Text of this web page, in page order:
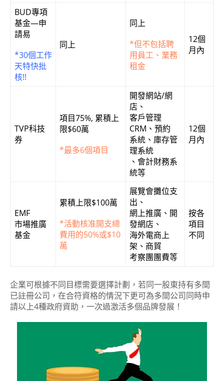
BUD專項
基金—申
請易
*30個工作
天特快批
核!!
同上
同上
*但不包括聘
用員工、業務
租金
12個
月內
TVP科技
券
項目75%, 累積上
限$60萬
*最多6個項目
開發網站/網
店、
客戶管理
CRM、預約
系統、庫存管
理系統
、會計財務系
統等
12個
月內
EMF
市場推廣
基金
累積上限$100萬
*活動核准開支總
費用的50%或$10
萬
展覽會攤位支
出、
網上推廣、開
發網店、
海外電商上
架、商貿
考察團團費等
按各
項目
不同
企業可根據不同目標需要選擇計劃，若同一股東持有多間
已註冊公司，在合符資格的情況下更可為多間公司同時申
請以上4種政府資助，一次過激活多個品牌發展！